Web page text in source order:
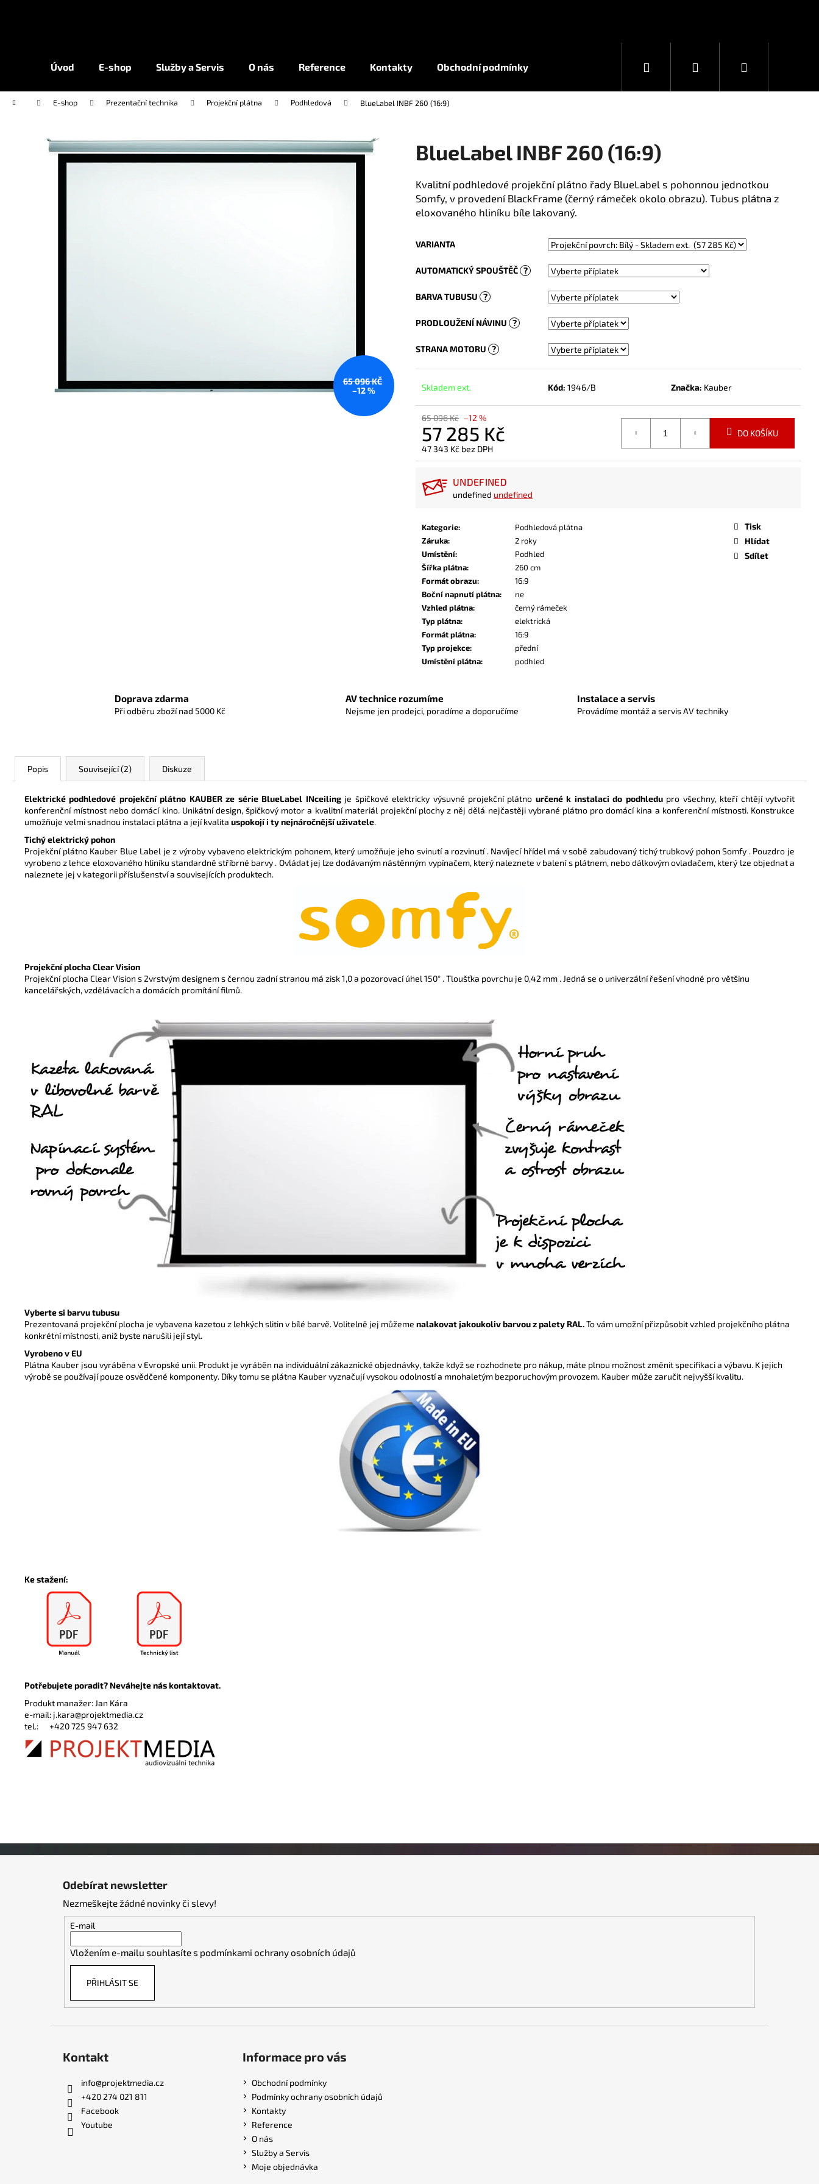
Úvod E-shop Služby a Servis O nás Reference Kontakty Obchodní podmínky Hledat PřihlášeníNákupní
Domů E-shop Prezentační technika Projekční plátna Podhledová BlueLabel INBF 260 (16:9)
BlueLabel INBF 260 (16:9)
Kvalitní podhledové projekční plátno řady BlueLabel s pohonnou jednotkou
Somfy, v provedení BlackFrame (černý rámeček okolo obrazu). Tubus plátna z
eloxovaného hliníku bíle lakovaný.
VARIANTA
AUTOMATICKÝ SPOUŠTĚČ ?
BARVA TUBUSU ?
PRODLOUŽENÍ NÁVINU ?
STRANA MOTORU ?
Skladem ext. Kód: 1946/B Značka: Kauber
65 096 Kč –12 %
57 285 Kč
47 343 Kč bez DPH
Měrná
DO KOŠÍKU
UNDEFINED
undefined undefined
Kategorie:
Podhledová plátna
Záruka:
2 roky
Umístění:
Podhled
Šířka plátna:
260 cm
Formát obrazu:
16:9
Boční napnutí plátna:
ne
Vzhled plátna:
černý rámeček
Typ plátna:
elektrická
Formát plátna:
16:9
Typ projekce:
přední
Umístění plátna: podhled
Tisk
Hlídat
Sdílet
65 096 KČ
–12 %
Doprava zdarma
Při odběru zboží nad 5000 Kč
AV technice rozumíme
Nejsme jen prodejci, poradíme a doporučíme
Instalace a servis
Provádíme montáž a servis AV techniky
Popis Související (2) Diskuze
Elektrické podhledové projekční plátno KAUBER ze série BlueLabel INceiling je špičkové elektricky výsuvné projekční plátno určené k instalaci do podhledupro všechny, kteří chtějí vytvořit
konferenční místnost nebo domácí kino. Unikátní design, špičkový motor a kvalitní materiál projekční plochy z něj dělá nejčastěji vybrané plátno pro domácí kina a konferenční místnosti. Konstrukce
umožňuje velmi snadnou instalaci plátna a její kvalita uspokojí i ty nejnáročnější uživatele.
Tichý elektrický pohon
Projekční plátno Kauber Blue Label je z výroby vybaveno elektrickým pohonem, který umožňuje jeho svinutí a rozvinutí . Navíjecí hřídel má v sobě zabudovaný tichý trubkový pohon Somfy . Pouzdro je
vyrobeno z lehce eloxovaného hliníku standardně stříbrné barvy . Ovládat jej lze dodávaným nástěnným vypínačem, který naleznete v balení s plátnem, nebo dálkovým ovladačem, který lze objednat a
naleznete jej v kategorii příslušenství a souvisejících produktech.
Projekční plocha Clear Vision
Projekční plocha Clear Vision s 2vrstvým designem s černou zadní stranou má zisk 1,0 a pozorovací úhel 150° . Tloušťka povrchu je 0,42 mm . Jedná se o univerzální řešení vhodné pro většinu
kancelářských, vzdělávacích a domácích promítání filmů.
Vyberte si barvu tubusu
Prezentovaná projekční plocha je vybavena kazetou z lehkých slitin v bílé barvě. Volitelně jej můžeme nalakovat jakoukoliv barvou z palety RAL.To vám umožní přizpůsobit vzhled projekčního plátna
konkrétní místnosti, aniž byste narušili její styl.
Vyrobeno v EU
Plátna Kauber jsou vyráběna v Evropské unii. Produkt je vyráběn na individuální zákaznické objednávky, takže když se rozhodnete pro nákup, máte plnou možnost změnit specifikaci a výbavu. K jejich
výrobě se používají pouze osvědčené komponenty. Díky tomu se plátna Kauber vyznačují vysokou odolností a mnohaletým bezporuchovým provozem. Kauber může zaručit nejvyšší kvalitu.
Ke stažení:
Potřebujete poradit? Neváhejte nás kontaktovat.
Produkt manažer: Jan Kára
e-mail: j.kara@projektmedia.cz
tel.: +420 725 947 632
obchodu
obchodu
Co potřebujete najít?
Odebírat newsletter
Nezmeškejte žádné novinky či slevy!
E-mail
Vložením e-mailu souhlasíte s podmínkami ochrany osobních údajů
PŘIHLÁSIT SE
Kontakt
info@projektmedia.cz
+420 274 021 811
Facebook
Youtube
Informace pro vás
Obchodní podmínky
Podmínky ochrany osobních údajů
Kontakty
Reference
O nás
Služby a Servis
Moje objednávka